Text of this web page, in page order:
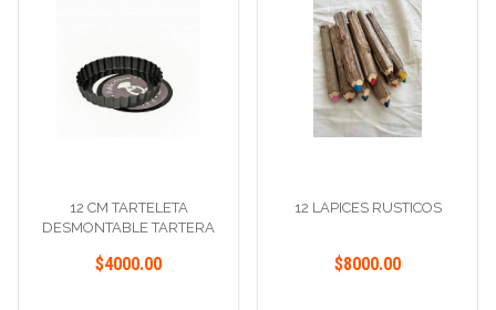
12 CM TARTELETA
DESMONTABLE TARTERA
$4000.00
12 LAPICES RUSTICOS
$8000.00